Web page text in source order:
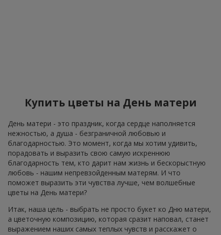
Купить цветы на День матери
День матери - это праздник, когда сердце наполняется
нежностью, а душа - безграничной любовью и
благодарностью. Это момент, когда мы хотим удивить,
порадовать и выразить свою самую искреннюю
благодарность тем, кто дарит нам жизнь и бескорыстную
любовь - нашим непревзойденным матерям. И что
поможет выразить эти чувства лучше, чем волшебные
цветы на День матери?
Итак, наша цель - выбрать не просто букет ко Дню матери,
а цветочную композицию, которая сразит наповал, станет
выражением наших самых теплых чувств и расскажет о